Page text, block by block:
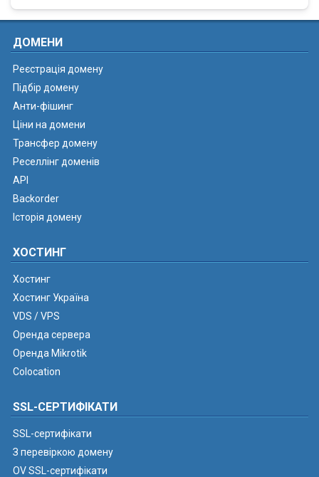
ДОМЕНИ
Реєстрація домену
Підбір домену
Анти-фішинг
Ціни на домени
Трансфер домену
Реселлінг доменів
API
Backorder
Історія домену
ХОСТИНГ
Хостинг
Хостинг Україна
VDS / VPS
Оренда сервера
Оренда Mikrotik
Colocation
SSL-СЕРТИФІКАТИ
SSL-сертифікати
З перевіркою домену
OV SSL-сертифікати